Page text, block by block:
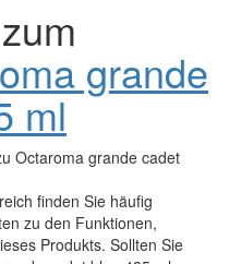
grande
ml
Octaroma grande cadet
finden Sie häufig
zu den Funktionen,
Produkts. Sollten Sie